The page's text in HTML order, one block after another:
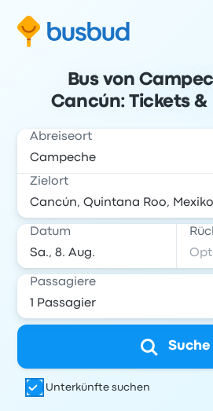
Bus von
Cancún: Tickets
Abreiseort
Zielort
Datum
Passagiere
Suche
Unterkünfte suchen